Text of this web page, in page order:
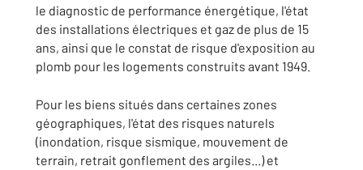
le diagnostic de performance énergétique, l'état
des installations électriques et gaz de plus de 15
ans, ainsi que le constat de risque d'exposition au
plomb pour les logements construits avant 1949.
Pour les biens situés dans certaines zones
géographiques, l'état des risques naturels
(inondation, risque sismique, mouvement de
terrain, retrait gonflement des argiles...) et